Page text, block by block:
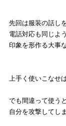
先回は服装の話し
電話対応も同じよ
印象を形作る大事
上手く使いこなせ
でも間違って使うと
自分を攻撃してし